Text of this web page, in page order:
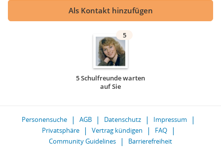
Als Kontakt hinzufügen
5
5 Schulfreunde warten
auf Sie
Personensuche AGB Datenschutz
Impressum
Privatsphäre
Vertrag kündigen
FAQ
Community Guidelines
Barrierefreiheit